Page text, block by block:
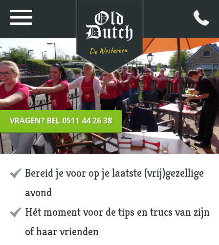
VRAGEN? BEL 0511 44 26 38
Bereid je voor op je laatste (vrij)gezellige
avond
Hét moment voor de tips en trucs van zijn
of haar vrienden